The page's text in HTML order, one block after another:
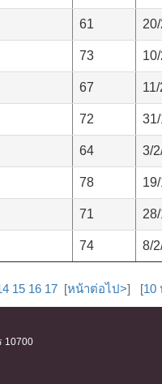
61
73
67
72
64 3/
78
71
74 8/
15 16 17[หน้าต่อไป>] [10
10700